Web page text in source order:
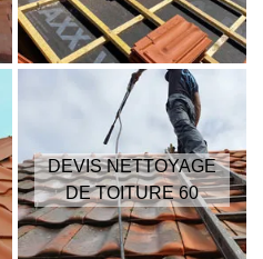
DEVIS NETTOYAGE
DE TOITURE 60